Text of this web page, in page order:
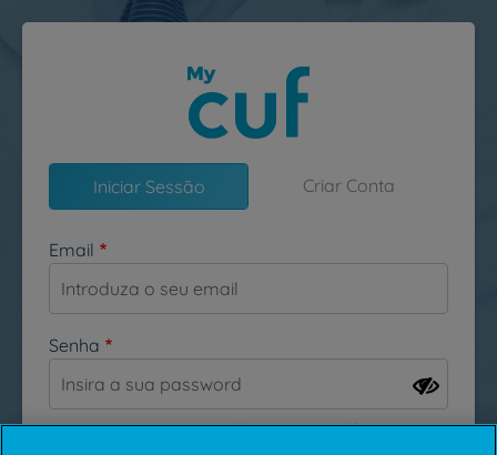
Passar para o conteúdo principal
Iniciar Sessão Criar Conta
Email
Senha
Esqueceu-se da sua password?